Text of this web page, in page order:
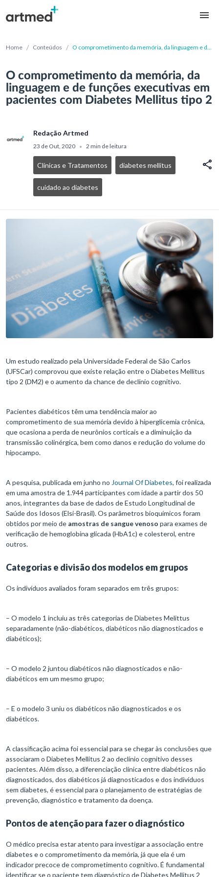
Home / Conteúdos / O comprometimento da memória, da linguagem e de
O comprometimento da memória, da
linguagem e de funções executivas em
pacientes com Diabetes Mellitus tipo 2
Redação Artmed
23 de Out, 2020 • 2 min de leitura
Clínicas e Tratamentos diabetes mellitus
cuidado ao diabetes
Um estudo realizado pela Universidade Federal de São Carlos
(UFSCar) comprovou que existe relação entre o Diabetes Mellitus
tipo 2 (DM2) e o aumento da chance de declínio cognitivo.
Pacientes diabéticos têm uma tendência maior ao
comprometimento de sua memória devido à hiperglicemia crônica,
que ocasiona a perda de neurônios corticais e a diminuição da
transmissão colinérgica, bem como danos e redução do volume do
hipocampo.
A pesquisa, publicada em junho no Journal Of Diabetes, foi realizada
em uma amostra de 1.944 participantes com idade a partir dos 50
anos, integrantes da base de dados de Estudo Longitudinal de
Saúde dos Idosos (Elsi-Brasil). Os parâmetros bioquímicos foram
obtidos por meio de amostras de sangue venoso para exames de
verificação de hemoglobina glicada (HbA1c) e colesterol, entre
outros.
Categorias e divisão dos modelos em grupos
Os indivíduos avaliados foram separados em três grupos:
– O modelo 1 incluiu as três categorias de Diabetes Melittus
separadamente (não-diabéticos, diabéticos não diagnosticados e
diabéticos);
– O modelo 2 juntou diabéticos não diagnosticados e não-
diabéticos em um mesmo grupo;
– E o modelo 3 uniu os diabéticos não diagnosticados e os
diabéticos.
A classificação acima foi essencial para se chegar às conclusões que
associaram o Diabetes Mellitus 2 ao declínio cognitivo desses
pacientes. Além disso, a diferenciação clínica entre diabéticos não
diagnosticados, dos diabéticos já diagnosticados e dos indivíduos
sem diabetes, é essencial para o planejamento de estratégias de
prevenção, diagnóstico e tratamento da doença.
Pontos de atenção para fazer o diagnóstico
O médico precisa estar atento para investigar a associação entre
diabetes e o comprometimento da memória, já que ela é um
indicador precoce de comprometimento cognitivo. É fundamental
identificar se o paciente tem diagnóstico de Diabetes Mellitus 2